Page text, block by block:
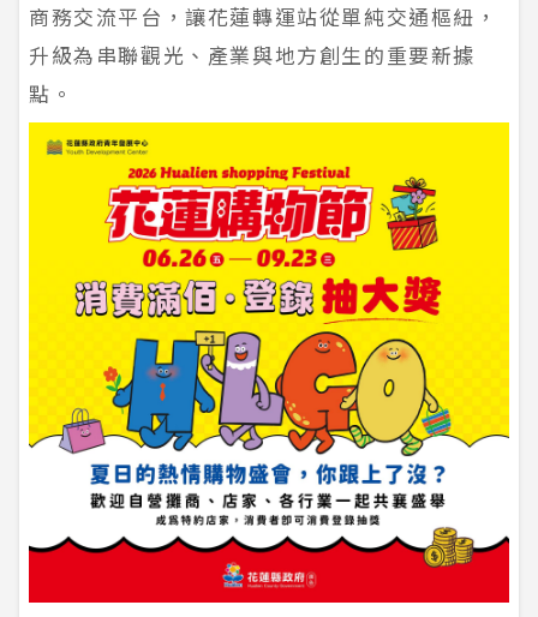
商務交流平台，讓花蓮轉運站從單純交通樞紐，
升級為串聯觀光、產業與地方創生的重要新據
點。